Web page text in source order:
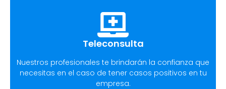
Teleconsulta
Nuestros profesionales te brindarán la confianza que
necesitas en el caso de tener casos positivos en tu
empresa.